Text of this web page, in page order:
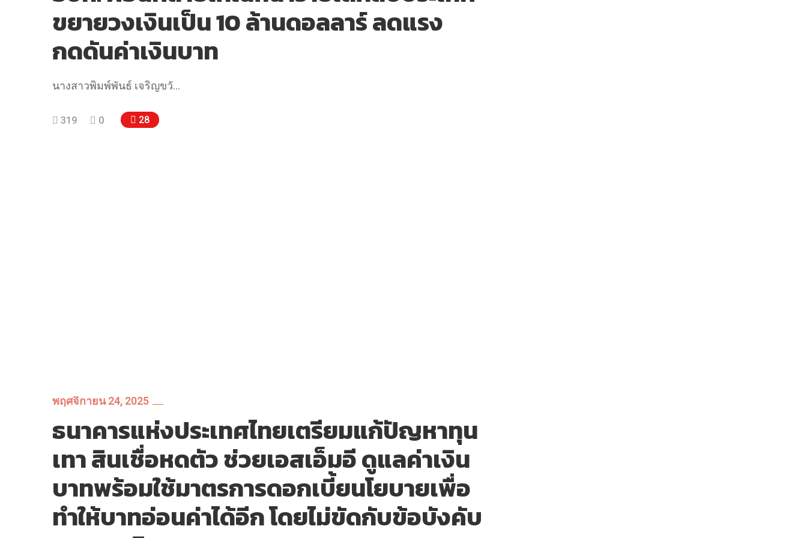
ขยายวงเงินเป็น 10 ล้านดอลลาร์ ลดแรง
กดดันค่าเงินบาท
นางสาวพิมพ์พันธ์ เจริญขวั…
319 0 28
พฤศจิกายน 24, 2025
ธนาคารแห่งประเทศไทยเตรียมแก้ปัญหาทุน
เทา สินเชื่อหดตัว ช่วยเอสเอ็มอี ดูแลค่าเงิน
บาทพร้อมใช้มาตรการดอกเบี้ยนโยบายเพื่อ
ทำให้บาทอ่อนค่าได้อีก โดยไม่ขัดกับข้อบังคับ